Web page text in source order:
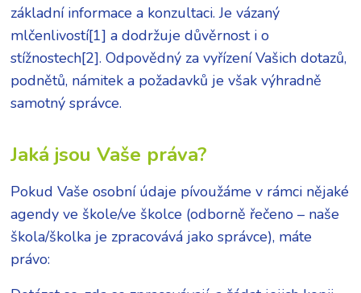
základní informace a konzultaci. Je vázaný
mlčenlivostí[1] a dodržuje důvěrnost i o
stížnostech[2]. Odpovědný za vyřízení Vašich dotazů,
podnětů, námitek a požadavků je však výhradně
samotný správce.
Jaká jsou Vaše práva?
Pokud Vaše osobní údaje pívoužáme v rámci nějaké
agendy ve škole/ve školce (odborně řečeno – naše
škola/školka je zpracovává jako správce), máte
právo: